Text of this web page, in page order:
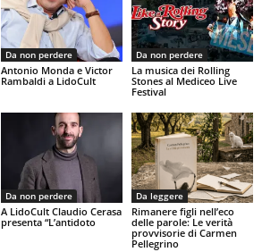
Da non perdere
Antonio Monda e Victor
Rambaldi a LidoCult
Da non perdere
La musica dei Rolling
Stones al Mediceo Live
Festival
Da non perdere
A LidoCult Claudio Cerasa
presenta “L’antidoto
Da leggere
Rimanere figli nell’eco
delle parole: Le verità
provvisorie di Carmen
Pellegrino